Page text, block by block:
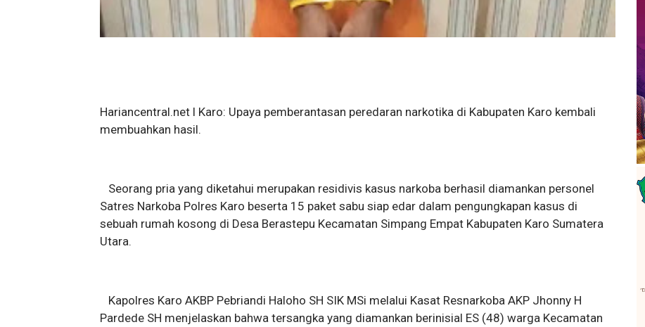
Hariancentral.net l Karo: Upaya pemberantasan peredaran narkotika di Kabupaten Karo kembali
membuahkan hasil.
Seorang pria yang diketahui merupakan residivis kasus narkoba berhasil diamankan personel
Satres Narkoba Polres Karo beserta 15 paket sabu siap edar dalam pengungkapan kasus di
sebuah rumah kosong di Desa Berastepu Kecamatan Simpang Empat Kabupaten Karo Sumatera
Utara.
Kapolres Karo AKBP Pebriandi Haloho SH SIK MSi melalui Kasat Resnarkoba AKP Jhonny H
Pardede SH menjelaskan bahwa tersangka yang diamankan berinisial ES (48) warga Kecamatan